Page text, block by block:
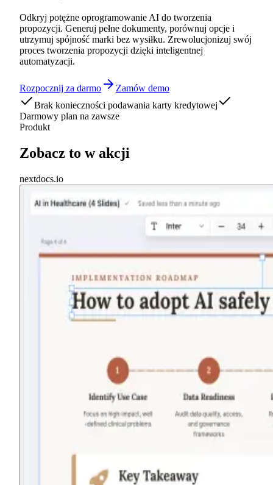
Odkryj potężne oprogramowanie AI do tworzenia
propozycji. Generuj pełne dokumenty, porównuj opcje i
utrzymuj spójność marki bez wysiłku. Zrewolucjonizuj swój
proces tworzenia propozycji dzięki inteligentnej
automatyzacji.
Rozpocznij za darmo
Zamów demo
Brak konieczności podawania karty kredytowej
Darmowy plan na zawsze
Produkt
Zobacz to w akcji
nextdocs.io